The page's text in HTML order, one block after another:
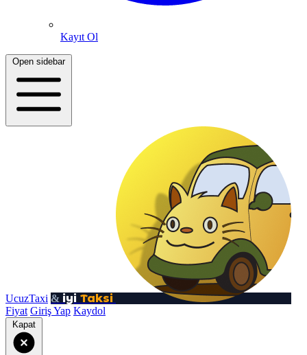
Kayıt Ol
Open sidebar
UcuzTaxi & iyi Taksi
Fiyat Giriş Yap Kaydol
Kapat